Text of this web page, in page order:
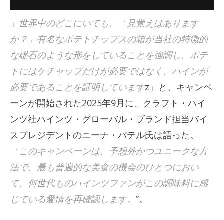
」 世界中のどこにいても、「見覚えはあります
か？」有名なポテトチップスの箱が当社の特徴的
な礎石のような形をしていることを強調し、ポテ
トにはケチャップだけが必要ではなく、ハインが
必要であることを証明していますz」と、キャンペ
ーンが開始された2025年9月に、クラフト・ハイ
ンツ社ハインツ・グローバル・ブランド担当バイ
スプレジデントのニーナ・パテル氏は語った。
「このキャンペーンは、予想外かつユニークな方
法で、最も普遍的な美食の機会のひとつにおい
て、何世代ものハインツファンがこの調味料に感
じている愛情を再確認します。 ”。